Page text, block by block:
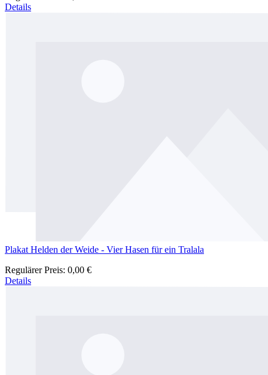
Details
Plakat Helden der Weide - Vier Hasen für ein Tralala
Regulärer Preis: 0,00 €
Details